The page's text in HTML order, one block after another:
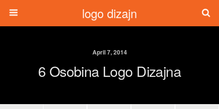
logo dizajn
April 7, 2014
6 Osobina Logo Dizajna